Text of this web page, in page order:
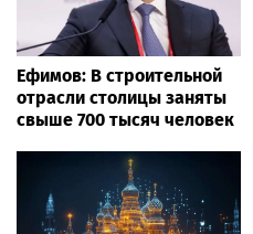
Ефимов: В строительной
отрасли столицы заняты
свыше 700 тысяч человек